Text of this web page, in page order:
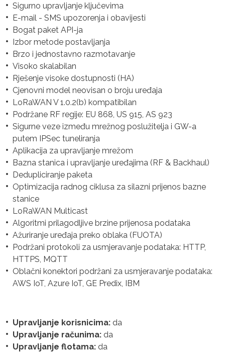
Sigurno upravljanje ključevima
E-mail - SMS upozorenja i obavijesti
Bogat paket API-ja
Izbor metode postavljanja
Brzo i jednostavno razmotavanje
Visoko skalabilan
Rješenje visoke dostupnosti (HA)
Cjenovni model neovisan o broju uređaja
LoRaWAN V 1.0.2(b) kompatibilan
Podržane RF regije: EU 868, US 915, AS 923
Sigurne veze između mrežnog poslužitelja i GW-a
putem IPSec tuneliranja
Aplikacija za upravljanje mrežom
Bazna stanica i upravljanje uređajima (RF & Backhaul)
Dedupliciranje paketa
Optimizacija radnog ciklusa za silazni prijenos bazne
stanice
LoRaWAN Multicast
Algoritmi prilagodljive brzine prijenosa podataka
Ažuriranje uređaja preko oblaka (FUOTA)
Podržani protokoli za usmjeravanje podataka: HTTP,
HTTPS, MQTT
Oblačni konektori podržani za usmjeravanje podataka:
AWS IoT, Azure IoT, GE Predix, IBM
Upravljanje korisnicima: da
Upravljanje računima: da
Upravljanje flotama: da